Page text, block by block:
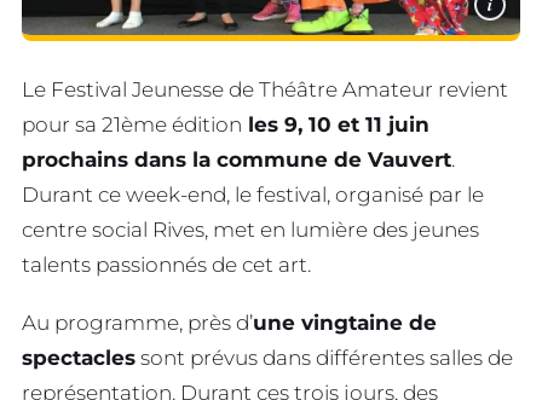
Le Festival Jeunesse de Théâtre Amateur revient
pour sa 21ème édition les 9, 10 et 11 juin
prochains dans la commune de Vauvert.
Durant ce week-end, le festival, organisé par le
centre social Rives, met en lumière des jeunes
talents passionnés de cet art.
Au programme, près d’une vingtaine de
spectacles sont prévus dans différentes salles de
représentation. Durant ces trois jours, des